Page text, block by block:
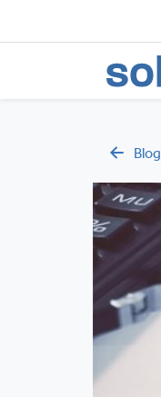
Blog